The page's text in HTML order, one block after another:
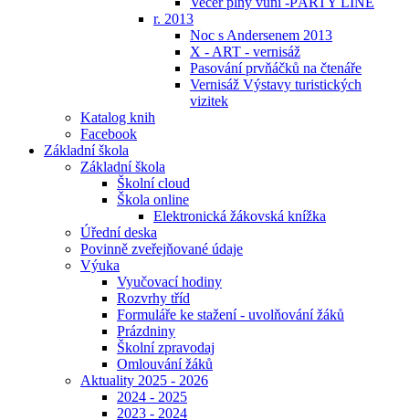
r. 2013
Noc s Andersenem 2013
X - ART - vernisáž
Pasování prvňáčků na čtenáře
Vernisáž Výstavy turistických
vizitek
Katalog knih
Facebook
Základní škola
Základní škola
Školní cloud
Škola online
Elektronická žákovská knížka
Úřední deska
Povinně zveřejňované údaje
Výuka
Vyučovací hodiny
Rozvrhy tříd
Formuláře ke stažení - uvolňování žáků
Prázdniny
Školní zpravodaj
Omlouvání žáků
Aktuality 2025 - 2026
2024 - 2025
2023 - 2024